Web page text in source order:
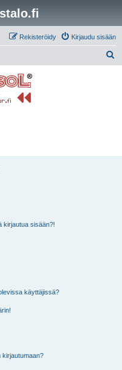
Kirjaudu sisään
Rekisteröidy
kirjautua sisään?!
käyttäjissä?
kirjautumaan?